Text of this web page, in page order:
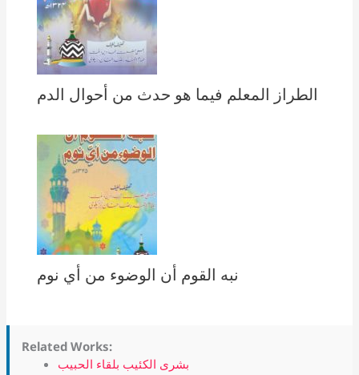
الطراز المعلم فيما هو حدث من أحوال الدم
نبه القوم أن الوضوء من أي نوم
Related Works:
بشرى الكئيب بلقاء الحبيب